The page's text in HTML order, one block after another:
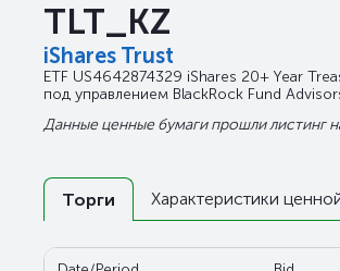
TLT_KZ
iShares Trust
ETF US4642874329 iShares 20+ Year
под управлением BlackRock Fund
Данные ценные бумаги прошли листинг
Торги Характеристики